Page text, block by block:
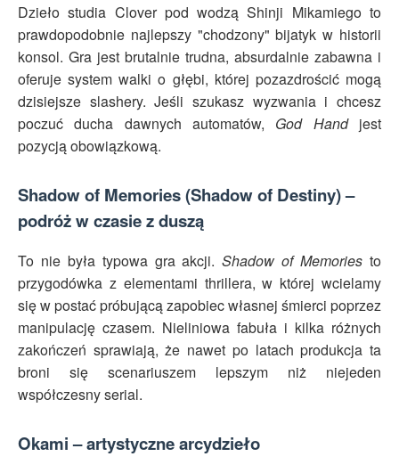
Dzieło studia Clover pod wodzą Shinji Mikamiego to
prawdopodobnie najlepszy "chodzony" bijatyk w historii
konsol. Gra jest brutalnie trudna, absurdalnie zabawna i
oferuje system walki o głębi, której pozazdrościć mogą
dzisiejsze slashery. Jeśli szukasz wyzwania i chcesz
poczuć ducha dawnych automatów, God Handjest
pozycją obowiązkową.
Shadow of Memories (Shadow of Destiny) –
podróż w czasie z duszą
To nie była typowa gra akcji.Shadow of Memories to
przygodówka z elementami thrillera, w której wcielamy
się w postać próbującą zapobiec własnej śmierci poprzez
manipulację czasem. Nieliniowa fabuła i kilka różnych
zakończeń sprawiają, że nawet po latach produkcja ta
broni się scenariuszem lepszym niż niejeden
współczesny serial.
Okami – artystyczne arcydzieło